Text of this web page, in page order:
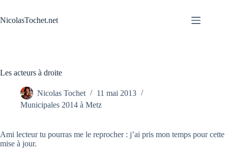
contenu
NicolasTochet.net
Les acteurs à droite
Nicolas Tochet
11 mai 2013
Municipales 2014 à Metz
Ami lecteur tu pourras me le reprocher : j’ai pris mon temps pour cette
mise à jour.